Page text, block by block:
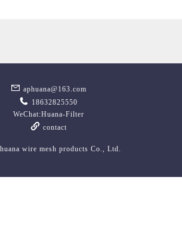
wire mesh products Co., Ltd.
aphuana@163.com
18632825550
WeChat:Huana-Filter
contact